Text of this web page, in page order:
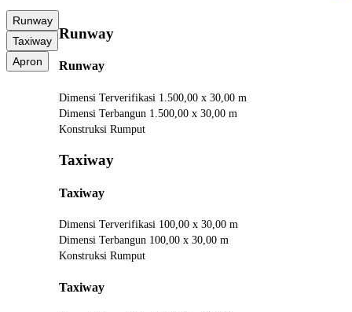
Runway
Taxiway
Apron
Runway
Runway
Dimensi Terverifikasi 1.500,00 x 30,00 m
Dimensi Terbangun 1.500,00 x 30,00 m
Konstruksi Rumput
Taxiway
Taxiway
Dimensi Terverifikasi 100,00 x 30,00 m
Dimensi Terbangun 100,00 x 30,00 m
Konstruksi Rumput
Taxiway